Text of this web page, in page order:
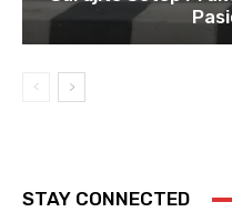
STAY CONNECTED